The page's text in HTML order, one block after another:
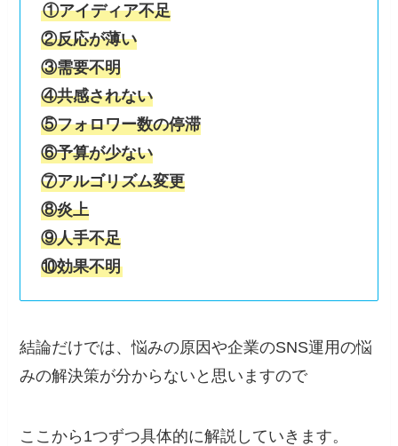
①アイディア不足
②反応が薄い
③需要不明
④共感されない
⑤フォロワー数の停滞
⑥予算が少ない
⑦アルゴリズム変更
⑧炎上
⑨人手不足
⑩効果不明
結論だけでは、悩みの原因や企業のSNS運用の悩
みの解決策が分からないと思いますので
ここから1つずつ具体的に解説していきます。